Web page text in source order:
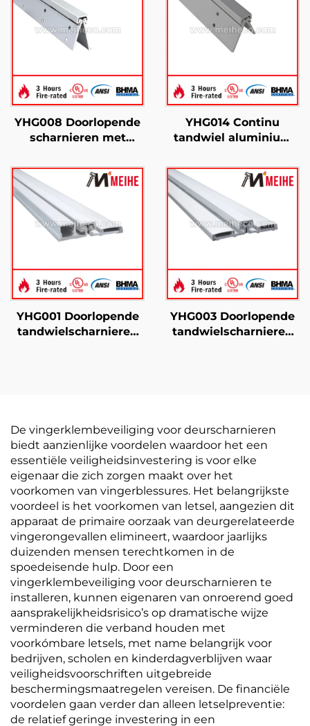
YHG008 Doorlopende
scharnieren met
zware toepassingen
YHG014 Continu
tandwiel aluminium
bladscharnier
YHG001 Doorlopende
tandwielscharnieren
YHG003 Doorlopende
tandwielscharnieren
De vingerklembeveiliging voor deurscharnieren
biedt aanzienlijke voordelen waardoor het een
essentiële veiligheidsinvestering is voor elke
eigenaar die zich zorgen maakt over het
voorkomen van vingerblessures. Het belangrijkste
voordeel is het voorkomen van letsel, aangezien dit
apparaat de primaire oorzaak van deurgerelateerde
vingerongevallen elimineert, waardoor jaarlijks
duizenden mensen terechtkomen in de
spoedeisende hulp. Door een
vingerklembeveiliging voor deurscharnieren te
installeren, kunnen eigenaren van onroerend goed
aansprakelijkheidsrisico’s op dramatische wijze
verminderen die verband houden met
voorkómbare letsels, met name belangrijk voor
bedrijven, scholen en kinderdagverblijven waar
veiligheidsvoorschriften uitgebreide
beschermingsmaatregelen vereisen. De financiële
voordelen gaan verder dan alleen letselpreventie:
de relatief geringe investering in een